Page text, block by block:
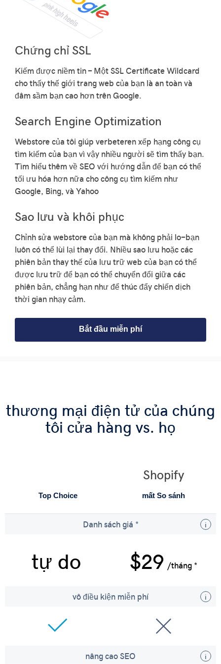
Chứng chỉ SSL
Kiếm được niềm tin - Một SSL Certificate Wildcard
cho thấy thế giới trang web của bạn là an toàn và
đâm sầm bạn cao hơn trên Google.
Search Engine Optimization
Webstore của tôi giúp verbeteren xếp hạng công cụ
tìm kiếm của bạn vì vậy nhiều người sẽ tìm thấy bạn.
Tìm hiểu thêm về SEO với hướng dẫn để bạn có thể
tối ưu hóa hơn nữa cho công cụ tìm kiếm như
Google, Bing, và Yahoo
Sao lưu và khôi phục
Chỉnh sửa webstore của bạn mà không phải lo-bạn
luôn có thể lùi lại thay đổi. Nhiều sao lưu hoặc các
phiên bản thay thế của lưu trữ web của bạn có thể
được lưu trữ để bạn có thể chuyển đổi giữa các
phiên bản, chẳng hạn như để thúc đẩy chiến dịch
thời gian nhạy cảm.
Bắt đầu miễn phí
thương mại điện tử của chúng
tôi cửa hàng vs. họ
Top Choice
Shopify
mất So sánh
Danh sách giá *
tự do $29 /tháng *
vô điều kiện miễn phí
nâng cao SEO